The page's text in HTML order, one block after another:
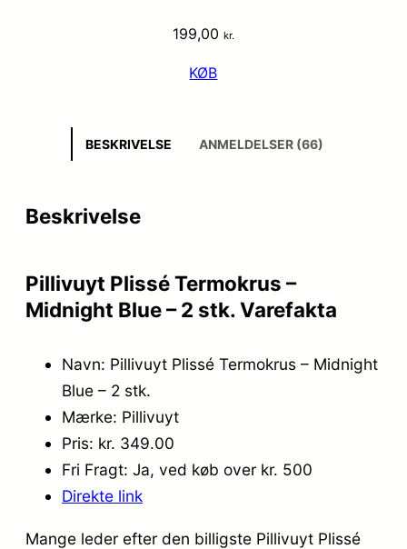
199,00 kr.
KØB
BESKRIVELSE ANMELDELSER (66)
Beskrivelse
Pillivuyt Plissé Termokrus –
Midnight Blue – 2 stk. Varefakta
Navn: Pillivuyt Plissé Termokrus – Midnight
Blue – 2 stk.
Mærke: Pillivuyt
Pris: kr. 349.00
Fri Fragt: Ja, ved køb over kr. 500
Direkte link
Mange leder efter den billigste Pillivuyt Plissé